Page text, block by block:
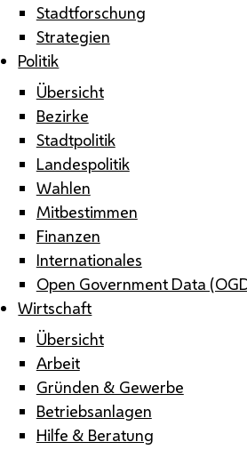
Stadtforschung
Strategien
Politik
Übersicht
Bezirke
Stadtpolitik
Landespolitik
Wahlen
Mitbestimmen
Finanzen
Internationales
Open Government Data
Wirtschaft
Übersicht
Arbeit
Gründen & Gewerbe
Betriebsanlagen
Hilfe & Beratung